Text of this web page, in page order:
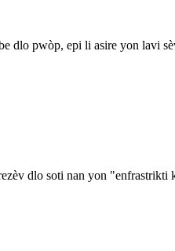
dlo pwòp, epi li asire yon lavi
dlo soti nan yon "enfrastrikti